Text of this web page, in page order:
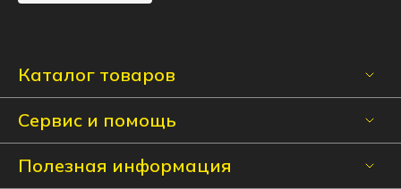
Каталог товаров
Сервис и помощь
Полезная информация